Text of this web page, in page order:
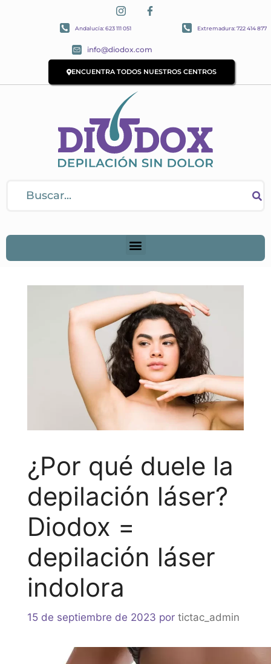
Andalucía: 623 111 051 Extremadura: 722 414 877
info@diodox.com
ENCUENTRA TODOS NUESTROS CENTROS
¿Por qué duele la
depilación láser?
Diodox =
depilación láser
indolora
15 de septiembre de 2023 por tictac_admin